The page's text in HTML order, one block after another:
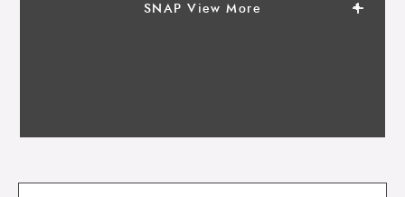
SNAP View More